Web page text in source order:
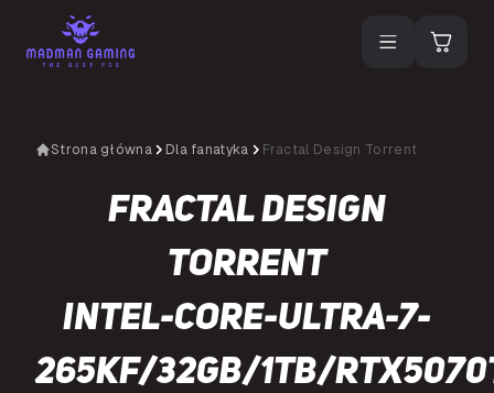
Strona główna Dla fanatyka Fractal Design Torrent
Fractal Design
Torrent
Intel-Core-Ultra-7-
265KF/32GB/1TB/